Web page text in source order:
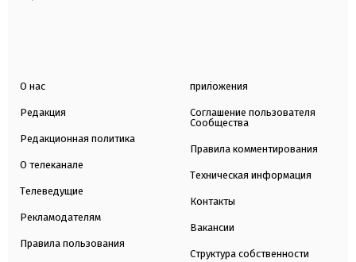
О нас
Редакция
Редакционная политика
О телеканале
Телеведущие
Рекламодателям
Правила пользования
приложения
Соглашение пользователя
Сообщества
Правила комментирования
Техническая информация
Контакты
Вакансии
Структура собственности